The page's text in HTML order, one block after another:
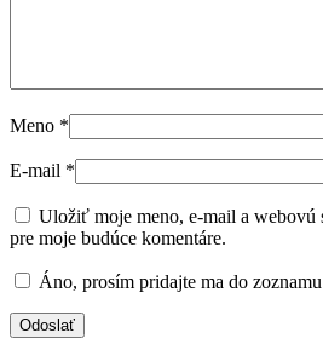
Meno *
E-mail *
Uložiť moje meno, e-mail a webovú
pre moje budúce komentáre.
Áno, prosím pridajte ma do